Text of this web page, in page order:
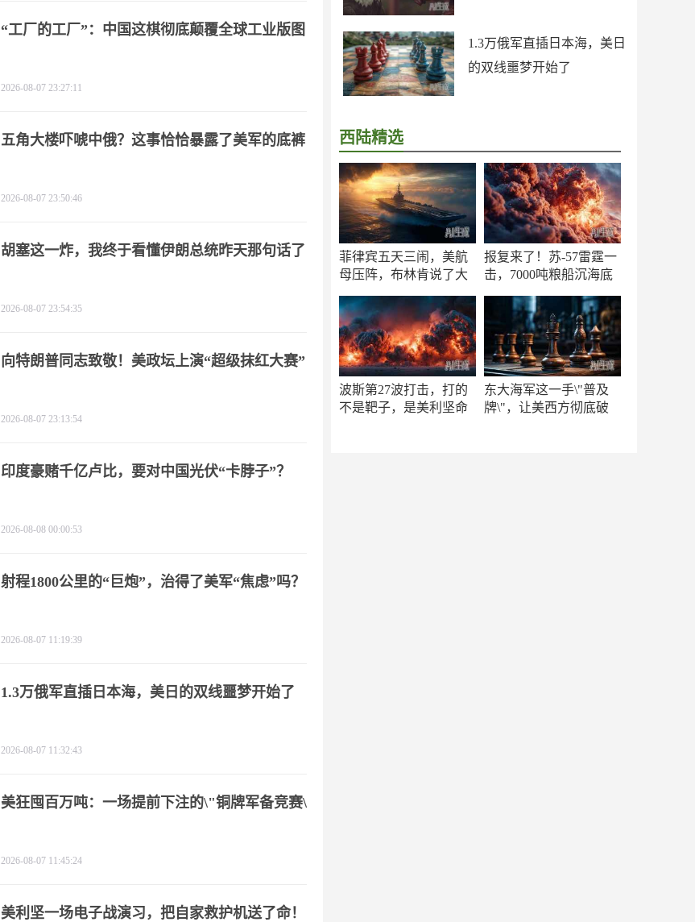
1.3万俄军直插日本海，美日
的双线噩梦开始了
西陆精选
菲律宾五天三闹，美航
母压阵，布林肯说了大
报复来了！苏-57雷霆一
击，7000吨粮船沉海底
波斯第27波打击，打的
不是靶子，是美利坚命
东大海军这一手\"普及
牌\"，让美西方彻底破
“工厂的工厂”：中国这棋彻底颠覆全球工业版图
2026-08-07 23:27:11
五角大楼吓唬中俄？这事恰恰暴露了美军的底裤
2026-08-07 23:50:46
胡塞这一炸，我终于看懂伊朗总统昨天那句话了
2026-08-07 23:54:35
向特朗普同志致敬！美政坛上演“超级抹红大赛”
2026-08-07 23:13:54
印度豪赌千亿卢比，要对中国光伏“卡脖子”？
2026-08-08 00:00:53
射程1800公里的“巨炮”，治得了美军“焦虑”吗？
2026-08-07 11:19:39
1.3万俄军直插日本海，美日的双线噩梦开始了
2026-08-07 11:32:43
美狂囤百万吨：一场提前下注的\"铜牌军备竞赛\"
2026-08-07 11:45:24
美利坚一场电子战演习，把自家救护机送了命！